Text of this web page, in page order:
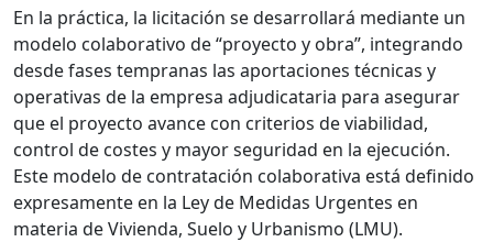
En la práctica, la licitación se desarrollará mediante un
modelo colaborativo de “proyecto y obra”, integrando
desde fases tempranas las aportaciones técnicas y
operativas de la empresa adjudicataria para asegurar
que el proyecto avance con criterios de viabilidad,
control de costes y mayor seguridad en la ejecución.
Este modelo de contratación colaborativa está definido
expresamente en la Ley de Medidas Urgentes en
materia de Vivienda, Suelo y Urbanismo (LMU).